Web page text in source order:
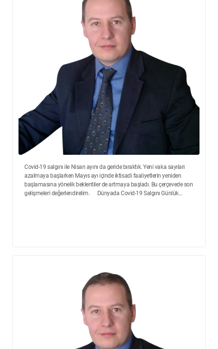
Covid-19 salgını ile Nisan ayını da geride bıraktık. Yeni vaka sayıları
azalmaya başlarken Mayıs ayı içinde iktisadi faaliyetlerin yeniden
başlamasına yönelik beklentiler de artmaya başladı. Bu çerçevede son
gelişmeleri değerlendirelim. Dünyada Covid-19 Salgını Günlük...